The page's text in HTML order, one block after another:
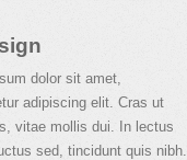
dolor sit amet,
adipiscing elit. Cras ut
vitae mollis dui. In lectus
sed, tincidunt quis nibh.